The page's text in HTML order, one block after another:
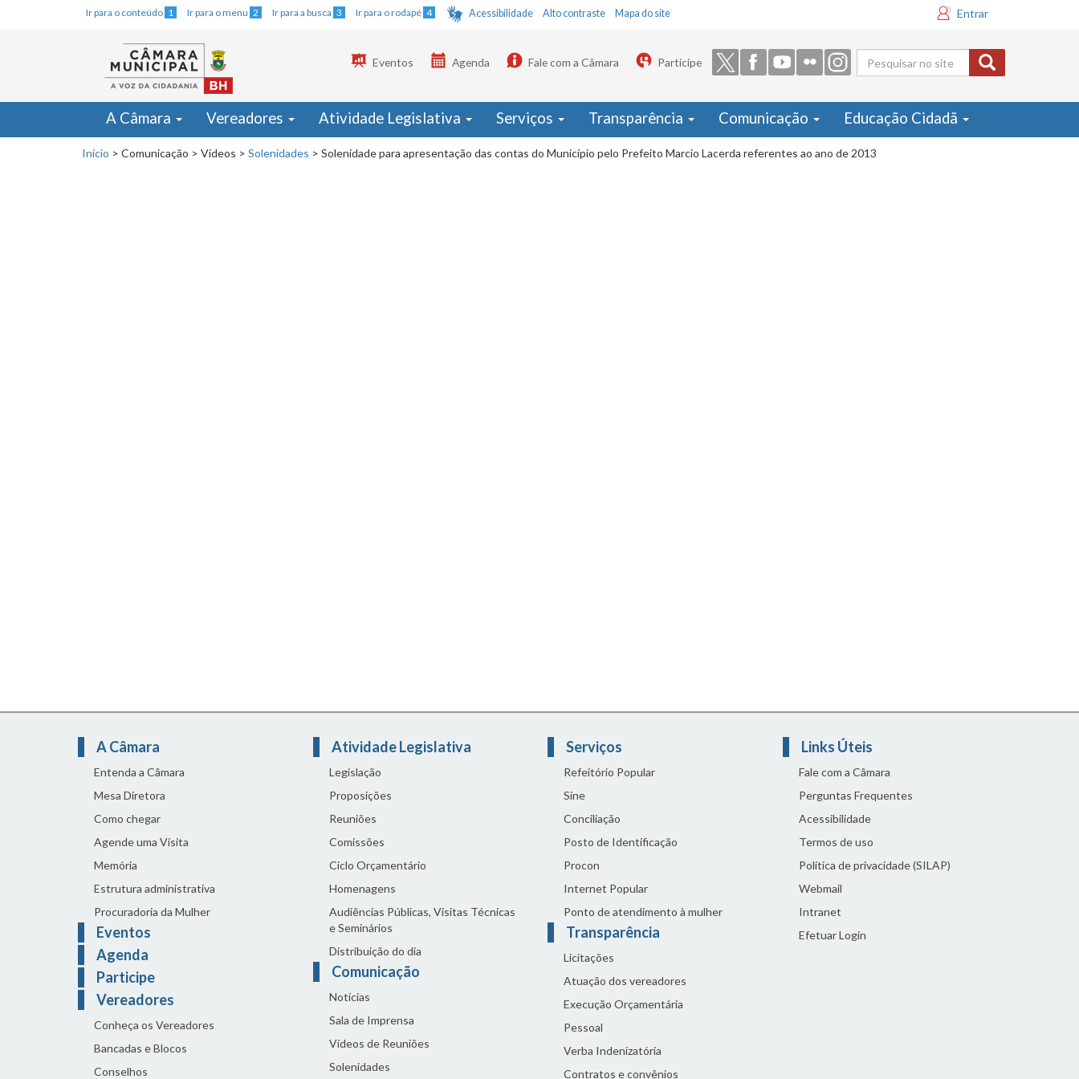
Ir para o conteúdo 1 Ir para o menu 2 Ir para a busca 3 Ir para o rodapé 4 Acessibilidade Alto contraste Mapa do site Entrar
Formulário
de busca
Eventos Agenda Fale com a Câmara Participe
A Câmara Vereadores Atividade Legislativa Serviços Transparência Comunicação Educação Cidadã
Início > Comunicação > Vídeos > Solenidades > Solenidade para apresentação das contas do Município pelo Prefeito Marcio Lacerda referentes ao ano de 2013
A Câmara
Entenda a Câmara
Mesa Diretora
Como chegar
Agende uma Visita
Memória
Estrutura administrativa
Procuradoria da Mulher
Eventos
Agenda
Participe
Vereadores
Conheça os Vereadores
Bancadas e Blocos
Conselhos
Atividade Legislativa
Legislação
Proposições
Reuniões
Comissões
Ciclo Orçamentário
Homenagens
Audiências Públicas, Visitas Técnicas
e Seminários
Distribuição do dia
Comunicação
Notícias
Sala de Imprensa
Vídeos de Reuniões
Solenidades
Serviços
Refeitório Popular
Sine
Conciliação
Posto de Identificação
Procon
Internet Popular
Ponto de atendimento à mulher
Transparência
Licitações
Atuação dos vereadores
Execução Orçamentária
Pessoal
Verba Indenizatória
Contratos e convênios
Links Úteis
Fale com a Câmara
Perguntas Frequentes
Acessibilidade
Termos de uso
Política de privacidade (SILAP)
Webmail
Intranet
Efetuar Login